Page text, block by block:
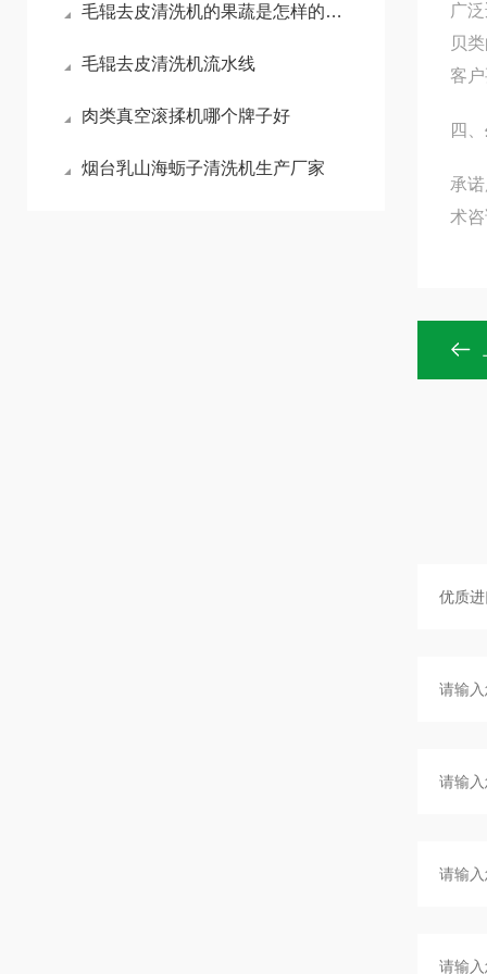
毛辊去皮清洗机的果蔬是怎样的原理运行去皮
毛辊去皮清洗机流水线
肉类真空滚揉机哪个牌子好
烟台乳山海蛎子清洗机生产厂家
广
贝
客
四、
承
术